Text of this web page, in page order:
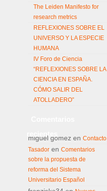
The Leiden Manifesto for
research metrics
REFLEXIONES SOBRE EL
UNIVERSO Y LA ESPECIE
HUMANA
IV Foro de Ciencia
“REFLEXIONES SOBRE LA
CIENCIA EN ESPAÑA.
CÓMO SALIR DEL
ATOLLADERO”
recientes
miguel gomez en Contacto
Tasador en Comentarios
sobre la propuesta de
reforma del Sistema
Universitario Español